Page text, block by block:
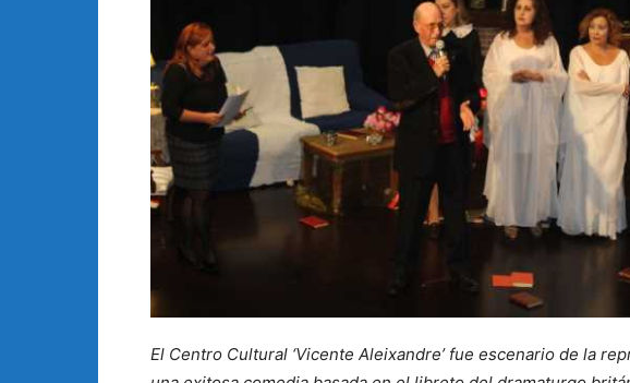
El Centro Cultural ‘Vicente Aleixandre’ fue escenario de la